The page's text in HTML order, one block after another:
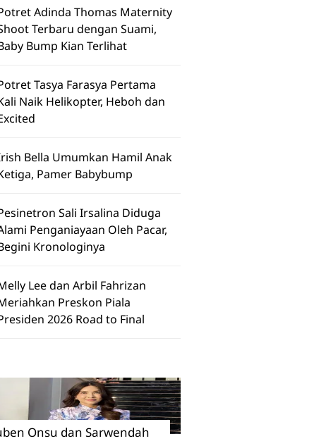
Adinda Thomas Maternity
Terbaru dengan Suami,
Bump Kian Terlihat
Tasya Farasya Pertama
Naik Helikopter, Heboh dan
Bella Umumkan Hamil Anak
Pamer Babybump
Sali Irsalina Diduga
Penganiayaan Oleh Pacar,
Kronologinya
Lee dan Arbil Fahrizan
Preskon Piala
2026 Road to Final
Onsu dan Sarwendah